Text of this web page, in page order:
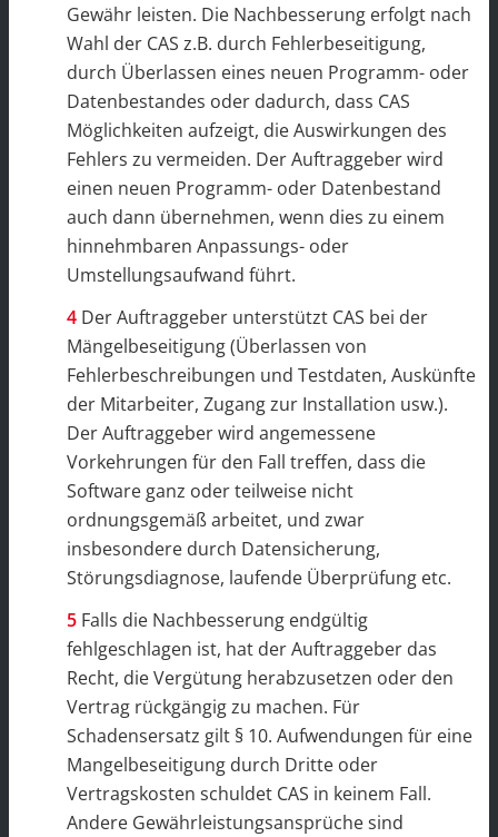
Gewähr leisten. Die Nachbesserung erfolgt nach
Wahl der CAS z.B. durch Fehlerbeseitigung,
durch Überlassen eines neuen Programm- oder
Datenbestandes oder dadurch, dass CAS
Möglichkeiten aufzeigt, die Auswirkungen des
Fehlers zu vermeiden. Der Auftraggeber wird
einen neuen Programm- oder Datenbestand
auch dann übernehmen, wenn dies zu einem
hinnehmbaren Anpassungs- oder
Umstellungsaufwand führt.
Der Auftraggeber unterstützt CAS bei der
Mängelbeseitigung (Überlassen von
Fehlerbeschreibungen und Testdaten, Auskünfte
der Mitarbeiter, Zugang zur Installation usw.).
Der Auftraggeber wird angemessene
Vorkehrungen für den Fall treffen, dass die
Software ganz oder teilweise nicht
ordnungsgemäß arbeitet, und zwar
insbesondere durch Datensicherung,
Störungsdiagnose, laufende Überprüfung etc.
Falls die Nachbesserung endgültig
fehlgeschlagen ist, hat der Auftraggeber das
Recht, die Vergütung herabzusetzen oder den
Vertrag rückgängig zu machen. Für
Schadensersatz gilt § 10. Aufwendungen für eine
Mangelbeseitigung durch Dritte oder
Vertragskosten schuldet CAS in keinem Fall.
Andere Gewährleistungsansprüche sind